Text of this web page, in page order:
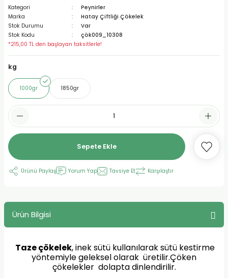
Kategori
Peynirler
Marka
Hatay Çiftliği Çökelek
Stok Durumu
Var
Stok Kodu
çök009_10308
*215,00 TL den başlayan taksitlerle!
kg
1000gr 1850gr
Sepete Ekle
Ürünü Paylaş Yorum Yap Tavsiye Et Karşılaştır
Ürün Bilgisi
Taze çökelek, inek sütü kullanılarak sütü kestirme
yöntemiyle geleksel olarak üretilir.Çöken
çökelekler dolapta dinlendirilir.